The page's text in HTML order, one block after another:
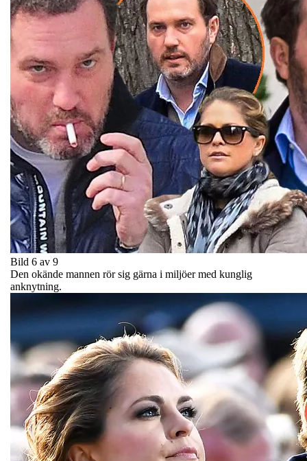
Bild 6 av 9
Den okände mannen rör sig gärna i miljöer med kunglig
anknytning.